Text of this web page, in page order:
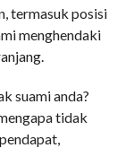
termasuk posisi
menghendaki
suami anda?
tidak